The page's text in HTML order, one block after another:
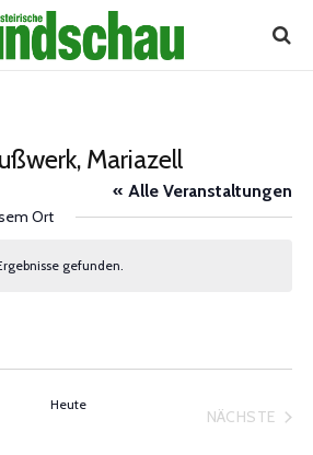
Mariazell
« Alle Veranstaltungen
Ort
gefunden.
Heute
NÄCHSTE